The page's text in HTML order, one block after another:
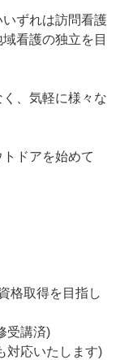
ずれは訪問看護
看護の独立を目
、気軽に様々な
ドアを始めて
格取得を目指し
受講済)
対応いたします)